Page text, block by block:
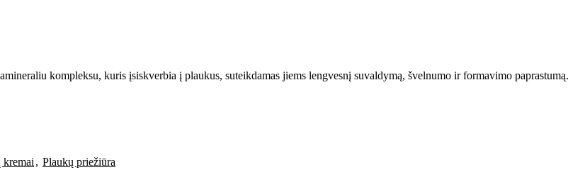
kompleksu, kuris įsiskverbia į plaukus, suteikdamas jiems lengvesnį suvaldymą, švelnumo ir formavimo paprastumą.
kremai , Plaukų priežiūra